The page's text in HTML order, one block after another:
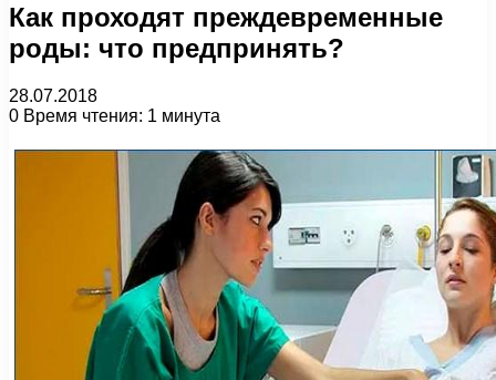
Как проходят преждевременные
роды: что предпринять?
28.07.2018
0 Время чтения: 1 минута